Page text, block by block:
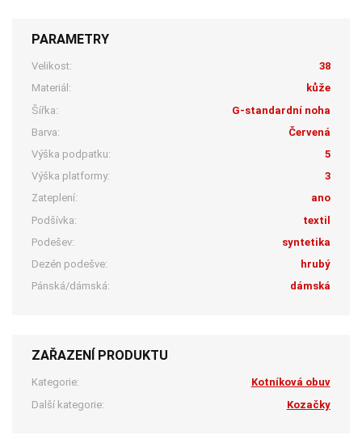
PARAMETRY
Velikost:
38
Materiál:
kůže
Šířka:
G-standardní noha
Barva:
Červená
Výška podpatku:
5
Výška platformy:
3
Zateplení:
ano
Podšívka:
textil
Podešev:
syntetika
Dezén podešve:
hrubý
Pánská/dámská:
dámská
ZAŘAZENÍ PRODUKTU
Kategorie:
Kotníková obuv
Další kategorie:
Kozačky